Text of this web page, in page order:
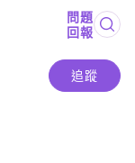
問題
回報
追蹤